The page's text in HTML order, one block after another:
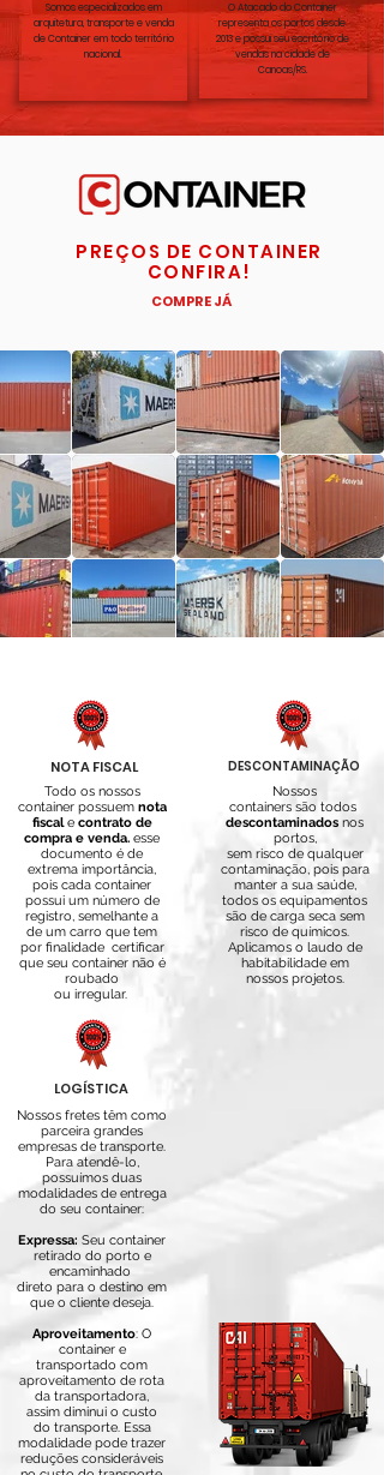
Somos especializados em
arquitetura, transporte e venda
de Container em todo território
nacional.
O Atacado do Container
representa os portos desde
2013 e possui seu escritório de
vendas na cidade de
Canoas/RS.
PREÇOS DE CONTAINER
CONFIRA!
COMPRE JÁ
NOTA FISCAL
Todo os nossos
container possuem nota
fiscalecontrato de
compra e venda. esse
documento é de
extrema importância,
pois cada container
possui um número de
registro, semelhante a
de um carro que tem
por finalidade certificar
que seu container não é
roubado
ou irregular.
DESCONTAMINAÇÃO
Nossos
containers são todos
descontaminadosnos
portos,
sem risco de qualquer
contaminação, pois para
manter a sua saúde,
todos os equipamentos
são de carga seca sem
risco de químicos.
Aplicamos o laudo de
habitabilidade em
nossos projetos.
LOGÍSTICA
Nossos fretes têm como
parceira grandes
empresas de transporte.
Para atendê-lo,
possuímos duas
modalidades de entrega
do seu container:
Expressa: Seu container
retirado do porto e
encaminhado
direto para o destino em
que o cliente deseja.
Aproveitamento: O
container e
transportado com
aproveitamento de rota
da transportadora,
assim diminui o custo
do transporte. Essa
modalidade pode trazer
reduções consideráveis